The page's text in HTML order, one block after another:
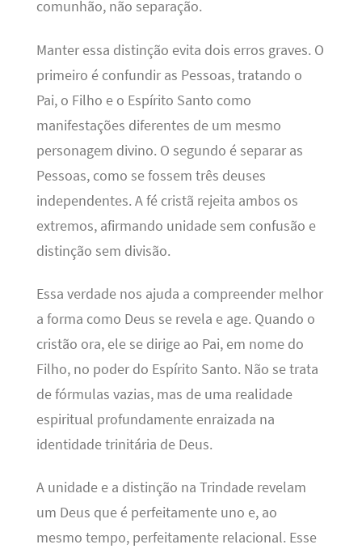
comunhão, não separação.
Manter essa distinção evita dois erros graves. O
primeiro é confundir as Pessoas, tratando o
Pai, o Filho e o Espírito Santo como
manifestações diferentes de um mesmo
personagem divino. O segundo é separar as
Pessoas, como se fossem três deuses
independentes. A fé cristã rejeita ambos os
extremos, afirmando unidade sem confusão e
distinção sem divisão.
Essa verdade nos ajuda a compreender melhor
a forma como Deus se revela e age. Quando o
cristão ora, ele se dirige ao Pai, em nome do
Filho, no poder do Espírito Santo. Não se trata
de fórmulas vazias, mas de uma realidade
espiritual profundamente enraizada na
identidade trinitária de Deus.
A unidade e a distinção na Trindade revelam
um Deus que é perfeitamente uno e, ao
mesmo tempo, perfeitamente relacional. Esse